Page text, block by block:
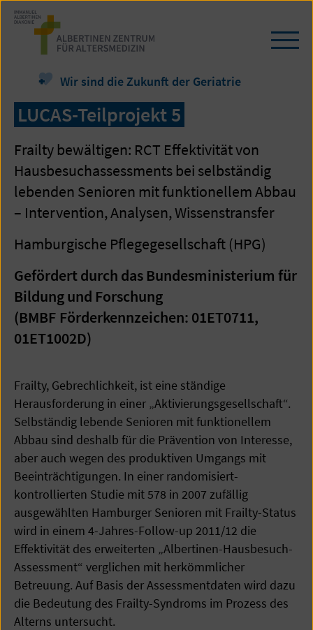
Zum
Seiteninhalt
springen
Wir sind die Zukunft der Geriatrie
LUCAS-Teilprojekt 5
Frailty bewältigen: RCT Effektivität von
Hausbesuchassessments bei selbständig
lebenden Senioren mit funktionellem Abbau
– Intervention, Analysen, Wissenstransfer
Hamburgische Pflegegesellschaft (HPG)
Gefördert durch das Bundesministerium für
Bildung und Forschung
(BMBF Förderkennzeichen: 01ET0711,
01ET1002D)
Frailty, Gebrechlichkeit, ist eine ständige
Herausforderung in einer „Aktivierungsgesellschaft“.
Selbständig lebende Senioren mit funktionellem
Abbau sind deshalb für die Prävention von Interesse,
aber auch wegen des produktiven Umgangs mit
Beeinträchtigungen. In einer randomisiert-
kontrollierten Studie mit 578 in 2007 zufällig
ausgewählten Hamburger Senioren mit Frailty-Status
wird in einem 4-Jahres-Follow-up 2011/12 die
Effektivität des erweiterten „Albertinen-Hausbesuch-
Assessment“ verglichen mit herkömmlicher
Betreuung. Auf Basis der Assessmentdaten wird dazu
die Bedeutung des Frailty-Syndroms im Prozess des
Alterns untersucht.